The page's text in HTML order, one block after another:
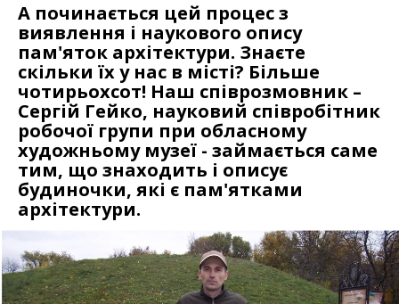
А починається цей процес з
виявлення і наукового опису
пам'яток архітектури. Знаєте
скільки їх у нас в місті? Більше
чотирьохсот! Наш співрозмовник –
Сергій Гейко, науковий співробітник
робочої групи при обласному
художньому музеї - займається саме
тим, що знаходить і описує
будиночки, які є пам'ятками
архітектури.